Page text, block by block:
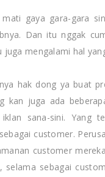
gaya gara-gara
Dan itu nggak
mengalami hal
hak dong ya buat
kan juga ada
sana-sini. Yang
customer.
customer
selama sebagai